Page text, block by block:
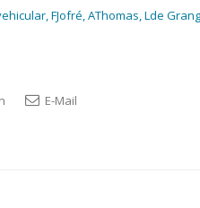
FJofré, AThomas, Lde
E-Mail